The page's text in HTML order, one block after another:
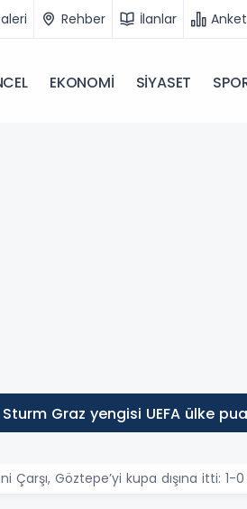
Rehber İlanlar Anket
EKONOMİ SİYASET
Graz yengisi UEFA ülke
Çarşı, Göztepe’yi kupa dışına itti: 1-0